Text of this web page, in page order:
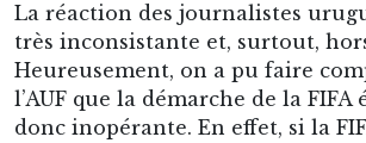
La réaction des journalistes
très inconsistante et, surtout,
Heureusement, on a pu faire
l’AUF que la démarche de la
donc inopérante. En effet, si la